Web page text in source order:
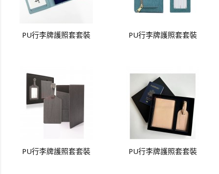
PU行李牌護照套套裝 PU行李牌護照套套裝
PU行李牌護照套套裝 PU行李牌護照套套裝